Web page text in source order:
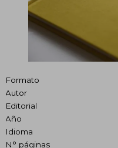
Formato
Autor
Editorial
Año
Idioma
N° páginas